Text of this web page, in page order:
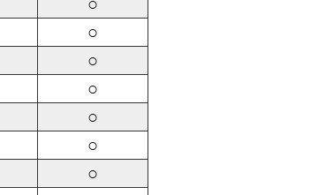
○
○
○
○
○
○